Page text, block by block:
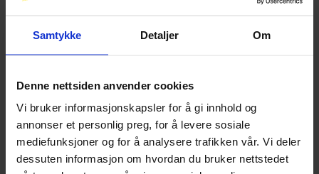
Samtykke Detaljer Om
Denne nettsiden anvender cookies
Vi bruker informasjonskapsler for å gi innhold og
annonser et personlig preg, for å levere sosiale
mediefunksjoner og for å analysere trafikken vår. Vi deler
dessuten informasjon om hvordan du bruker nettstedet